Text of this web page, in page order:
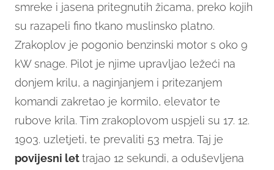
smreke i jasena pritegnutih žicama, preko kojih
su razapeli fino tkano muslinsko platno.
Zrakoplov je pogonio benzinski motor s oko 9
kW snage. Pilot je njime upravljao ležeći na
donjem krilu, a naginjanjem i pritezanjem
komandi zakretao je kormilo, elevator te
rubove krila. Tim zrakoplovom uspjeli su 17. 12.
1903. uzletjeti, te prevaliti 53 metra. Taj je
povijesni lettrajao 12 sekundi, a oduševljena